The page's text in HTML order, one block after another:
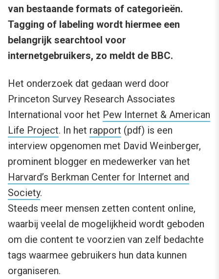
van bestaande formats of categorieën.
Tagging of labeling wordt hiermee een
belangrijk searchtool voor
internetgebruikers, zo meldt de BBC.
Het onderzoek dat gedaan werd door
Princeton Survey Research Associates
International voor het Pew Internet & American
Life Project. In het rapport (pdf) is een
interview opgenomen met David Weinberger,
prominent blogger en medewerker van het
Harvard’s Berkman Center for Internet and
Society.
Steeds meer mensen zetten content online,
waarbij veelal de mogelijkheid wordt geboden
om die content te voorzien van zelf bedachte
tags waarmee gebruikers hun data kunnen
organiseren.